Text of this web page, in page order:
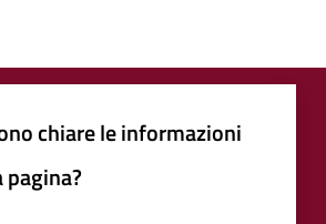
chiare le informazioni
pagina?